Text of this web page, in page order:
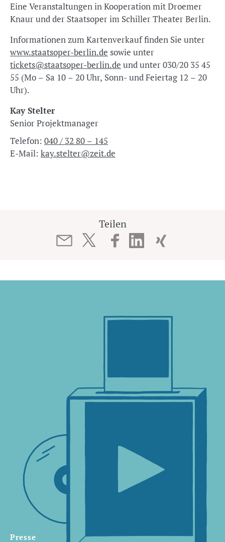
Eine Veranstaltungen in Kooperation mit Droemer
Knaur und der Staatsoper im Schiller Theater Berlin.
Informationen zum Kartenverkauf finden Sie unter
www.staatsoper-berlin.de sowie unter
tickets@staatsoper-berlin.de und unter 030/20 35 45
55 (Mo – Sa 10 – 20 Uhr, Sonn- und Feiertag 12 – 20
Uhr).
Kay Stelter
Senior Projektmanager
Telefon: 040 / 32 80 – 145
E-Mail: kay.stelter@zeit.de
Teilen
Presse